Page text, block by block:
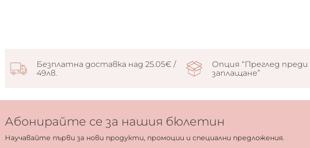
Безплатна доставка над 25.05€ /
49лв.
Опция “Преглед преди
заплащане”
Абонирайте се за нашия бюлетин
Научавайте първи за нови продукти, промоции и специални предложения.